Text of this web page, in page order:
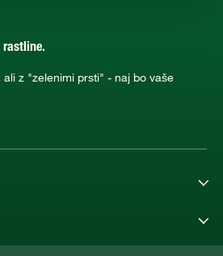
rastline.
z "zelenimi prsti" - naj bo vaše